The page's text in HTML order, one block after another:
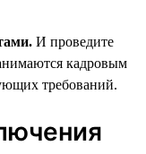
И проведите
кадровым
требований.